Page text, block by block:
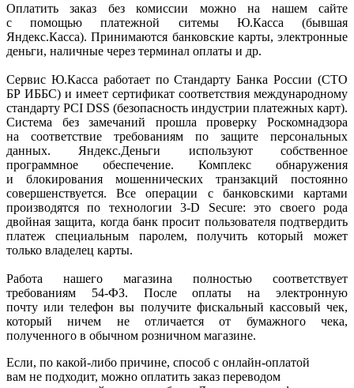
Оплатить заказ без комиссии можно на нашем сайте
с помощью платежной ситемы Ю.Касса
(бывшая
Яндекс.Касса). Принимаются банковские карты, электронные
деньги, наличные через терминал оплаты и др.
Сервис Ю.Касса работает по Стандарту Банка России (СТО
БР ИББС) и имеет сертификат соответствия международному
стандарту PCI DSS (безопасность индустрии платежных карт).
Система без замечаний прошла проверку Роскомнадзора
на соответствие требованиям по защите персональных
данных. Яндекс.Деньги используют собственное
программное обеспечение. Комплекс обнаружения
и блокирования мошеннических транзакций постоянно
совершенствуется. Все операции с банковскими картами
производятся по технологии 3-D Secure: это своего рода
двойная защита, когда банк просит пользователя подтвердить
платеж специальным паролем, получить который может
только владелец карты.
Работа нашего магазина полностью соответствует
требованиям 54-ФЗ. После оплаты на электронную
почту или телефон вы получите фискальный кассовый чек,
который ничем не отличается от бумажного чека,
полученного в обычном розничном магазине.
Если, по какой-либо причине, способ с онлайн-оплатой
вам не подходит, можно оплатить заказ переводом